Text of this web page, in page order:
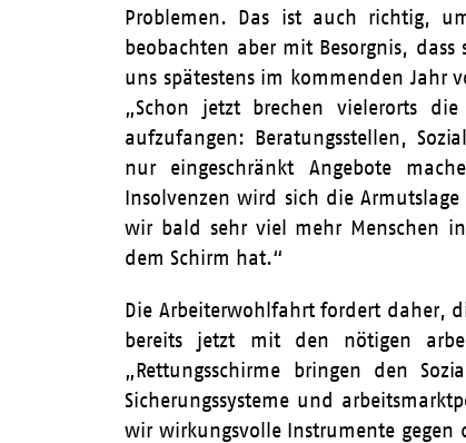
Problemen. Das ist auch richtig,
beobachten aber mit Besorgnis,
uns spätestens im kommenden Jahr
„Schon jetzt brechen vielerorts
aufzufangen: Beratungsstellen,
nur eingeschränkt Angebote
Insolvenzen wird sich die
wir bald sehr viel mehr Menschen
dem Schirm hat.“
Die Arbeiterwohlfahrt fordert daher,
bereits jetzt mit den nötigen
„Rettungsschirme bringen den
Sicherungssysteme und
wir wirkungsvolle Instrumente